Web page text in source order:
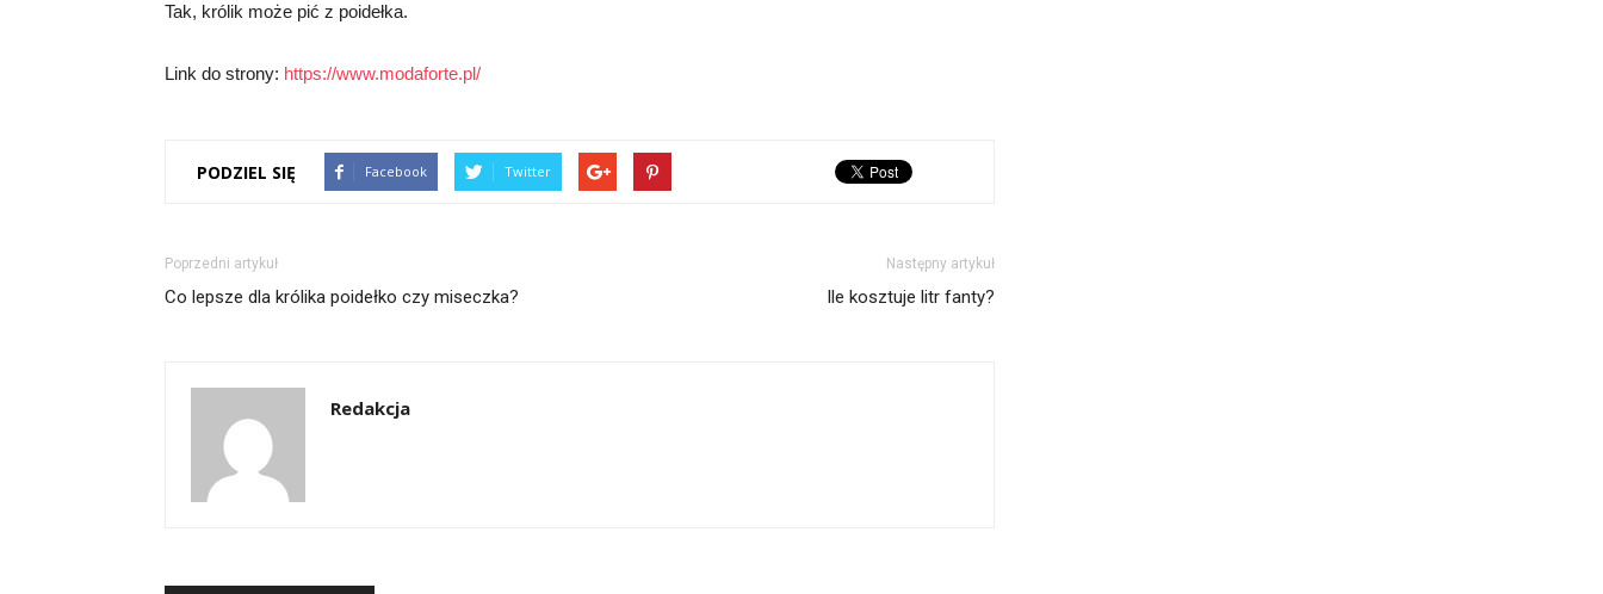
Tak, królik może pić z poidełka.
Link do strony: https://www.modaforte.pl/
PODZIEL SIĘ Facebook Twitter
Poprzedni artykuł
Co lepsze dla królika poidełko czy miseczka?
Następny artykuł
Ile kosztuje litr fanty?
Redakcja